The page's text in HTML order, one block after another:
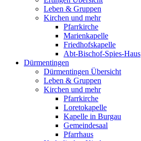
Leben & Gruppen
Kirchen und mehr
Pfarrkirche
Marienkapelle
Friedhofskapelle
Abt-Bischof-Spies-Haus
Dürmentingen
Dürmentingen Übersicht
Leben & Gruppen
Kirchen und mehr
Pfarrkirche
Loretokapelle
Kapelle in Burgau
Gemeindesaal
Pfarrhaus